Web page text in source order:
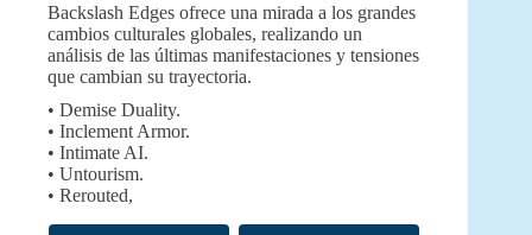
Backslash Edges ofrece una mirada a los grandes
cambios culturales globales, realizando un
análisis de las últimas manifestaciones y tensiones
que cambian su trayectoria.
• Demise Duality.
• Inclement Armor.
• Intimate AI.
• Untourism.
• Rerouted,